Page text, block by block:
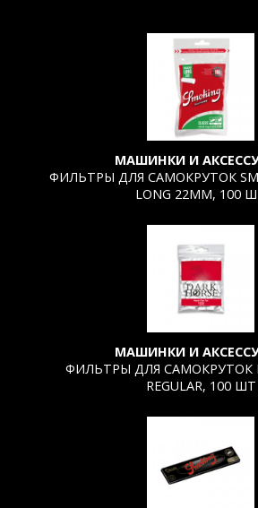
МАШИНКИ И
ФИЛЬТРЫ ДЛЯ САМОКРУТОК
LONG 22ММ, 100
МАШИНКИ И
ФИЛЬТРЫ ДЛЯ САМОКРУТОК
REGULAR, 100 ШТ